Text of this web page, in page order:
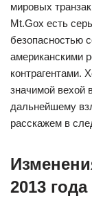
мировых
Mt.Gox есть
безопасностью
американскими
контрагентами.
значимой вехой
дальнейшему
расскажем в
2013